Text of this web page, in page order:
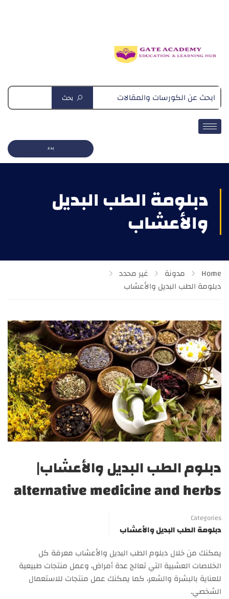
بحث
بدء
دبلومة الطب البديل
والأعشاب
Home مدونة
غير محدد
دبلومة الطب البديل والأعشاب
دبلوم الطب البديل والأعشاب|
alternative medicine and herbs
Categories
دبلومة الطب البديل والأعشاب
يمكنك من خلال دبلوم الطب البديل والأعشاب معرفة كل
الخلاصات العشبية التي تعالج عدة أمراض، وعمل منتجات طبيعية
للعناية بالبشرة والشعر، كما يمكنك عمل منتجات للاستعمال
الشخصي.